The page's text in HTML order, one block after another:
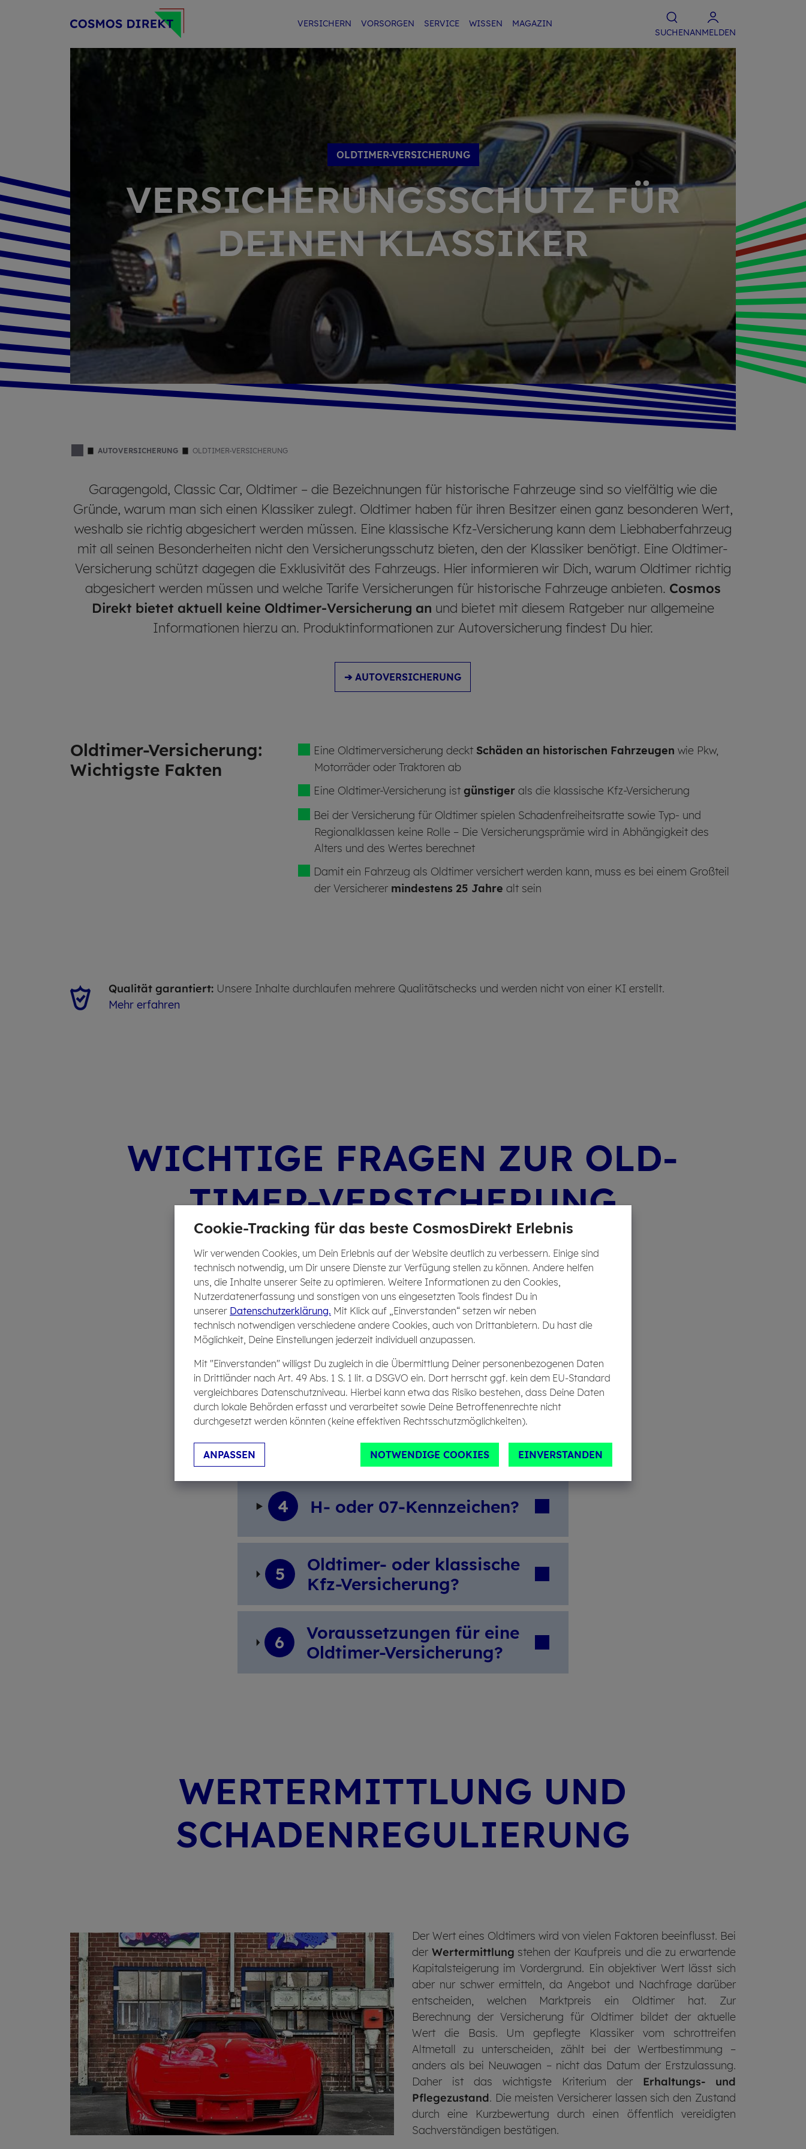
Cookie-Tracking für das beste CosmosDirekt Erlebnis
Wir verwenden Cookies, um Dein Erlebnis auf der Website deutlich zu verbessern. Einige sind
technisch notwendig, um Dir unsere Dienste zur Verfügung stellen zu können. Andere helfen
uns, die Inhalte unserer Seite zu optimieren. Weitere Informationen zu den Cookies,
Nutzerdatenerfassung und sonstigen von uns eingesetzten Tools findest Du in
unserer Datenschutzerklärung. Mit Klick auf „Einverstanden“ setzen wir neben
technisch notwendigen verschiedene andere Cookies, auch von Drittanbietern. Du hast die
Möglichkeit, Deine Einstellungen jederzeit individuell anzupassen.
Mit "Einverstanden" willigst Du zugleich in die Übermittlung Deiner personenbezogenen Daten
in Drittländer nach Art. 49 Abs. 1 S. 1 lit. a DSGVO ein. Dort herrscht ggf. kein dem EU-Standard
vergleichbares Datenschutzniveau. Hierbei kann etwa das Risiko bestehen, dass Deine Daten
durch lokale Behörden erfasst und verarbeitet sowie Deine Betroffenenrechte nicht
durchgesetzt werden könnten (keine effektiven Rechtsschutzmöglichkeiten).
ANPASSEN NOTWENDIGE COOKIES EINVERSTANDEN
VER­SI­CHERN VOR­SOR­GEN SER­VICE WIS­SEN
MA­GA­ZIN
SU­CHENANMELDEN
OLDTIMER-VERSI­CHE­RUNG
VERSICHERUNGS­SCHUTZ FÜR
DEI­NEN KLAS­SIKER
AUTOVERSICHERUNG OLDTIMER-VERSI­CHE­RUNG
Garagengold, Classic Car, Oldtimer – die Bezeichnungen für historische Fahrzeuge sind so vielfältig wie die
Gründe, warum man sich einen Klassiker zulegt. Oldtimer haben für ihren Besitzer einen ganz besonderen Wert,
weshalb sie richtig abgesichert werden müssen. Eine klassische Kfz-Versicherung kann dem Liebhaberfahrzeug
mit all seinen Besonderheiten nicht den Versicherungsschutz bieten, den der Klassiker benötigt. Eine Oldtimer-
Versicherung schützt dagegen die Exklusivität des Fahrzeugs. Hier informieren wir Dich, warum Oldtimer richtig
abgesichert werden müssen und welche Tarife Versicherungen für historische Fahrzeuge anbieten. Cosmos
Direkt bietet aktuell keine Oldtimer-Versicherung an und bietet mit diesem Ratgeber nur allgemeine
Informationen hierzu an. Produktinformationen zur Autoversicherung findest Du hier.
➔ AUTOVERSICHERUNG
Old­ti­mer-Ver­si­che­rung:
Wich­tigs­te Fak­ten
Eine Oldtimerversicherung deckt Schäden an historischen Fahrzeugen wie Pkw,
Motorräder oder Traktoren ab
Eine Oldtimer-Versicherung ist günstigerals die klassische Kfz-Versicherung
Bei der Versicherung für Oldtimer spielen Schadenfreiheitsratte sowie Typ- und
Regionalklassen keine Rolle – Die Versicherungsprämie wird in Abhängigkeit des
Alters und des Wertes berechnet
Damit ein Fahrzeug als Oldtimer versichert werden kann, muss es bei einem Großteil
der Versicherer mindestens 25 Jahre alt sein
Qualität garantiert: Unsere Inhalte durchlaufen mehrere Qualitätschecks und werden nicht von einer KI erstellt.
Mehr erfahren
WICH­TI­GE FRA­GEN ZUR OLD­
TI­MER-VER­SI­CHE­RUNG
1
Wann ist ein Fahr­zeug ein
Old­ti­mer?
2
Old­ti­mer­ver­si­che­rung
sinn­voll?
Wel­che Ver­si­che­rungs­ar­
ten gibt es?
4 H- oder 07-Kenn­zei­chen?
5
Old­ti­mer- oder klas­si­sche
Kfz-Versi­che­rung?
6
Voraus­set­zungen für eine
Oldtimer-Versi­che­rung?
WERT­ER­MITT­LUNG UND
SCHA­DEN­RE­GU­LIE­RUNG
Der Wert eines Oldtimers wird von vielen Faktoren beeinflusst. Bei
der Wertermittlung stehen der Kaufpreis und die zu erwartende
Kapital­steigerung im Vordergrund. Ein objektiver Wert lässt sich
aber nur schwer ermitteln, da Angebot und Nachfrage darüber
entscheiden, welchen Marktpreis ein Oldtimer hat. Zur
Berechnung der Versicherung für Oldtimer bildet der aktuelle
Wert die Basis. Um gepflegte Klassiker vom schrottreifen
Altmetall zu unterscheiden, zählt bei der Wertbestimmung –
anders als bei Neuwagen – nicht das Datum der Erstzulassung.
Daher ist das wichtigste Kriterium der Erhaltungs- und
Pflegezustand. Die meisten Versicherer lassen sich den Zustand
durch eine Kurzbewertung durch einen öffentlich vereidigten
Sachverständigen bestätigen.